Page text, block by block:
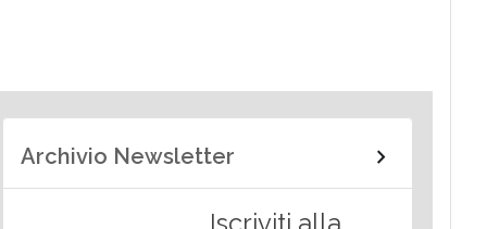
Archivio Newsletter